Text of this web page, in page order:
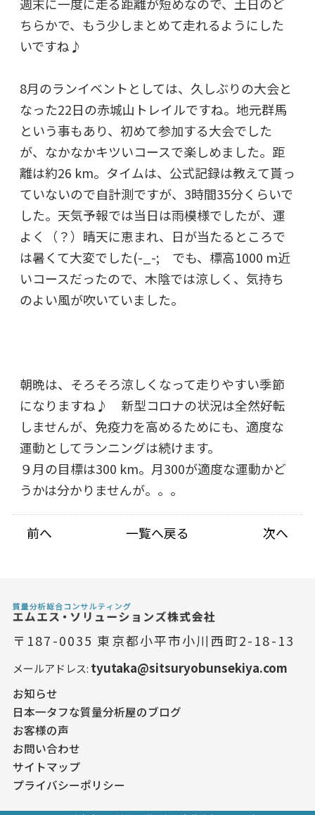
週末に一度に走る距離が短めなので、土日のど
ちらかで、もう少しまとめて走れるようにした
いですね♪
8月のランイベントとしては、久しぶりの大会と
なった22日の赤城山トレイルですね。地元群馬
という事もあり、初めて参加する大会でした
が、なかなかキツいコースで楽しめました。距
離は約26 km。タイムは、公式記録は教えて貰っ
ていないので自計測ですが、3時間35分くらいで
した。天気予報では当日は雨模様でしたが、運
よく（？）晴天に恵まれ、日が当たるところで
は暑くて大変でした(-_-; でも、標高1000 m近
いコースだったので、木陰では涼しく、気持ち
のよい風が吹いていました。
朝晩は、そろそろ涼しくなって走りやすい季節
になりますね♪ 新型コロナの状況は全然好転
しませんが、免疫力を高めるためにも、適度な
運動としてランニングは続けます。
９月の目標は300 km。月300が適度な運動かど
うかは分かりませんが。。。
前へ 次へ
一覧へ戻る
〒187-0035東京都小平市小川西町2-18-13
メールアドレス: tyutaka@sitsuryobunsekiya.com
お知らせ
日本一タフな質量分析屋のブログ
お客様の声
お問い合わせ
サイトマップ
プライバシーポリシー